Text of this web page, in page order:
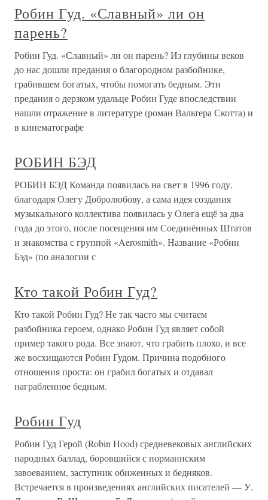
Робин Гуд. «Славный» ли он
парень?
Робин Гуд. «Славный» ли он парень? Из глубины веков
до нас дошли предания о благородном разбойнике,
грабившем богатых, чтобы помогать бедным. Эти
предания о дерзком удальце Робин Гуде впоследствии
нашли отражение в литературе (роман Вальтера Скотта) и
в кинематографе
РОБИН БЭД
РОБИН БЭД Команда появилась на свет в 1996 году,
благодаря Олегу Добролюбову, а сама идея создания
музыкального коллектива появилась у Олега ещё за два
года до этого, после посещения им Соединённых Штатов
и знакомства с группой «Aerosmith». Название «Робин
Бэд» (по аналогии с
Кто такой Робин Гуд?
Кто такой Робин Гуд? Не так часто мы считаем
разбойника героем, однако Робин Гуд являет собой
пример такого рода. Все знают, что грабить плохо, и все
же восхищаются Робин Гудом. Причина подобного
отношения проста: он грабил богатых и отдавал
награбленное бедным.
Робин Гуд
Робин Гуд Герой (Robin Hood) средневековых английских
народных баллад, боровшийся с норманнским
завоеванием, заступник обиженных и бедняков.
Встречается в произведениях английских писателей — У.